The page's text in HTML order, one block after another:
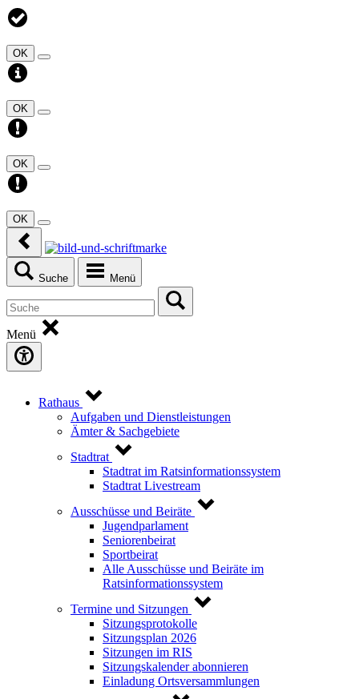
OK
OK
OK
OK
Suche Menü
Menü
Rathaus
Aufgaben und Dienstleistungen
Ämter & Sachgebiete
Stadtrat
Stadtrat im Ratsinformationssystem
Stadtrat Livestream
Ausschüsse und Beiräte
Jugendparlament
Seniorenbeirat
Sportbeirat
Alle Ausschüsse und Beiräte im
Ratsinformationssystem
Termine und Sitzungen
Sitzungsprotokolle
Sitzungsplan 2026
Sitzungen im RIS
Sitzungskalender abonnieren
Einladung Ortsversammlungen